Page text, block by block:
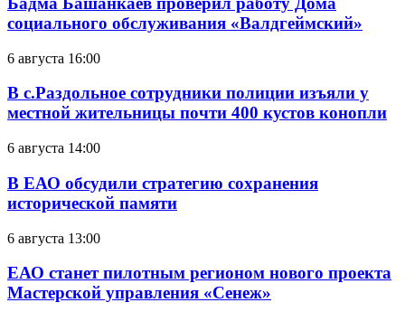
социального обслуживания «Валдгеймский»
6 августа 16:00
В с.Раздольное сотрудники полиции изъяли у
местной жительницы почти 400 кустов конопли
6 августа 14:00
В ЕАО обсудили стратегию сохранения
исторической памяти
6 августа 13:00
ЕАО станет пилотным регионом нового проекта
Мастерской управления «Сенеж»